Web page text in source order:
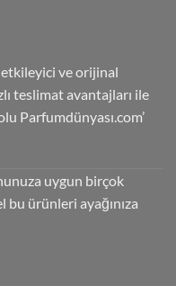
ve orijinal
teslimat avantajları ile
Parfumdünyası.com’
uygun birçok
bu ürünleri ayağınıza